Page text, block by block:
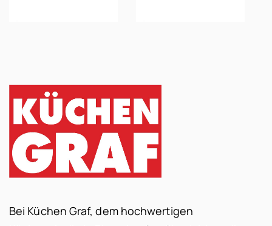
Bei Küchen Graf, dem hochwertigen